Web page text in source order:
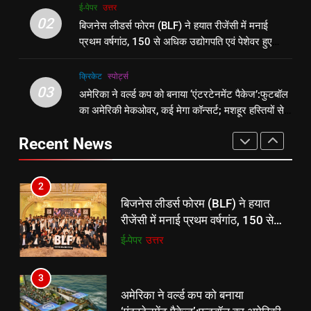
रीजेंसी में मनाई प्रथम वर्षगांठ, 150 से
अधिक उद्योगपति एवं पेशेवर हुए शामिल
ई-पेपर उत्तर
अमेरिका ने वर्ल्ड कप को बनाया
से प्रमोशन
4
भारतीय विमेंस टीम टी-20 वर्ल्ड कप का
02
ई-पेपर उत्तर
बिजनेस लीडर्स फोरम (BLF) ने हयात रीजेंसी में मनाई
प्रथम वर्षगांठ, 150 से अधिक उद्योगपति एवं पेशेवर हुए
03
क्रिकेट ‎स्पोर्ट्स
अमेरिका ने वर्ल्ड कप को बनाया ‘एंटरटेनमेंट पैकेज’:फुटबॉल
का अमेरिकी मेकओवर, कई मेगा कॉन्सर्ट; मशहूर हस्तियों से
Recent News
करेंगे:नाइटक्लब केस के चलते स्टोक्स-
एटकिंसन दूसरे टेस्ट से बाहर; आर्चर की
न्यूज़
1
शेपिंग फ्यूचर के बैनर तले डॉक्टरों और
चार्टर्ड अकाउंटेंट्स के बीच रोमांचक
2
बिजनेस लीडर्स फोरम (BLF) ने हयात
रीजेंसी में मनाई प्रथम वर्षगांठ, 150 से
अधिक उद्योगपति एवं पेशेवर हुए शामिल
ई-पेपर
3
अमेरिका ने वर्ल्ड कप को बनाया
‘एंटरटेनमेंट पैकेज’:फुटबॉल का अमेरिकी